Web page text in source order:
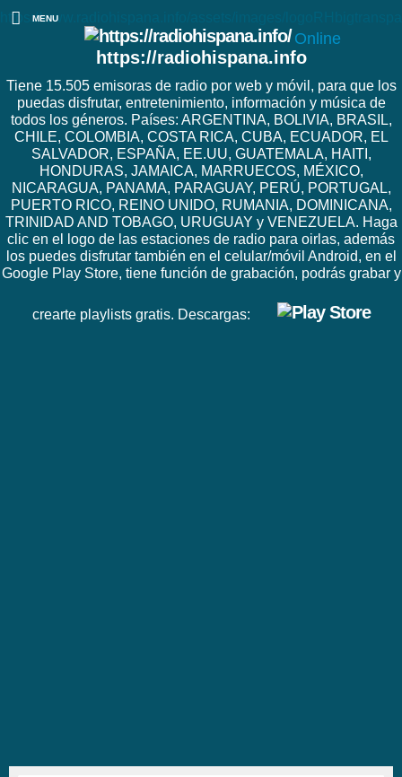
https://www.radiohispana.info/assets/images/
Online
https://radiohispana.info
Tiene 15.505 emisoras de radio por web y móvil, para que los
puedas disfrutar, entretenimiento, información y música de
todos los géneros. Países: ARGENTINA, BOLIVIA, BRASIL,
CHILE, COLOMBIA, COSTA RICA, CUBA, ECUADOR, EL
SALVADOR, ESPAÑA, EE.UU, GUATEMALA, HAITI,
HONDURAS, JAMAICA, MARRUECOS, MÉXICO,
NICARAGUA, PANAMA, PARAGUAY, PERÚ, PORTUGAL,
PUERTO RICO, REINO UNIDO, RUMANIA, DOMINICANA,
TRINIDAD AND TOBAGO, URUGUAY y VENEZUELA. Haga
clic en el logo de las estaciones de radio para oirlas, además
los puedes disfrutar también en el celular/móvil Android, en el
Google Play Store, tiene función de grabación, podrás grabar y
crearte playlists gratis. Descargas:
MENU